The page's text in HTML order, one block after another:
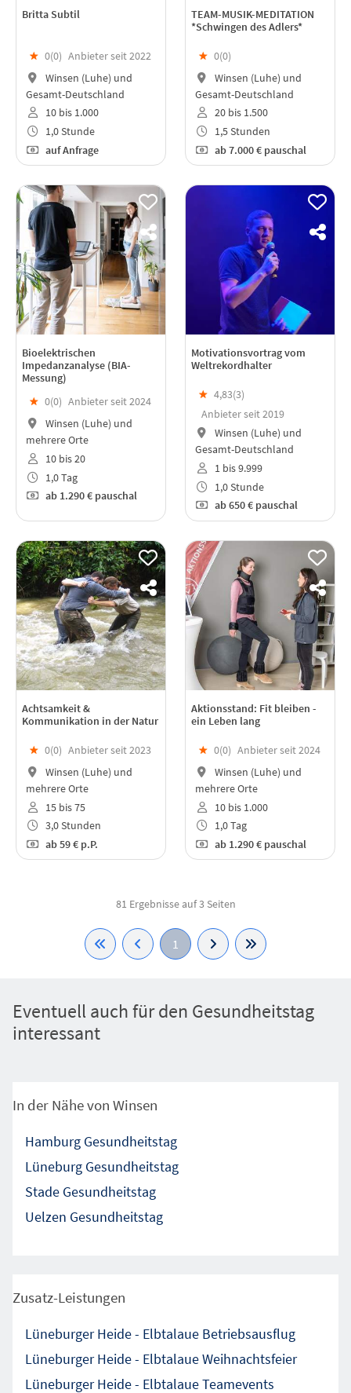
Britta Subtil
★ 0(0) Anbieter seit 2022
Winsen (Luhe) und
Gesamt-Deutschland
10 bis 1.000
1,0 Stunde
auf Anfrage
TEAM-MUSIK-MEDITATION
*Schwingen des Adlers*
★ 0(0)
Winsen (Luhe) und
Gesamt-Deutschland
20 bis 1.500
1,5 Stunden
ab7.000 € pauschal
Bioelektrischen
Impedanzanalyse (BIA-
Messung)
★ 0(0) Anbieter seit 2024
Winsen (Luhe) und
mehrere Orte
10 bis 20
1,0 Tag
ab1.290 € pauschal
Motivationsvortrag vom
Weltrekordhalter
★ 4,83(3)
Anbieter seit 2019
Winsen (Luhe) und
Gesamt-Deutschland
1 bis 9.999
1,0 Stunde
ab650 € pauschal
Achtsamkeit &
Kommunikation in der Natur
★ 0(0) Anbieter seit 2023
Winsen (Luhe) und
mehrere Orte
15 bis 75
3,0 Stunden
ab59 € p.P.
Aktionsstand: Fit bleiben -
ein Leben lang
★ 0(0) Anbieter seit 2024
Winsen (Luhe) und
mehrere Orte
10 bis 1.000
1,0 Tag
ab1.290 € pauschal
81 Ergebnisse auf 3 Seiten
1
Eventuell auch für den Gesundheitstag
interessant
In der Nähe von Winsen
Hamburg Gesundheitstag
Lüneburg Gesundheitstag
Stade Gesundheitstag
Uelzen Gesundheitstag
Zusatz-Leistungen
Lüneburger Heide - Elbtalaue Betriebsausflug
Lüneburger Heide - Elbtalaue Weihnachtsfeier
Lüneburger Heide - Elbtalaue Teamevents